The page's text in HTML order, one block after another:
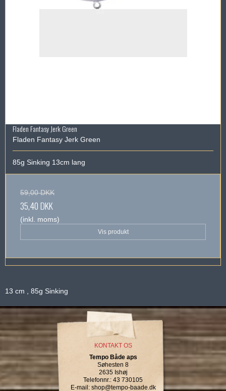
Fladen Fantasy Jerk Green
Fladen Fantasy Jerk Green
85g Sinking 13cm lang
59,00 DKK
35,40 DKK
(inkl. moms)
Vis produkt
13 cm , 85g Sinking
KONTAKT OS
Tempo Både aps
Søhesten 8
2635 Ishøj
Telefonnr.: 43 730105
E-mail : shop@tempo-baade.dk